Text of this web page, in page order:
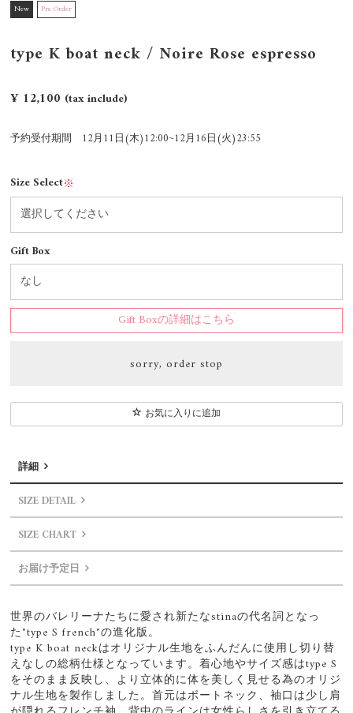
New Pre Order
type K boat neck / Noire Rose espresso
¥ 12,100 (tax include)
予約受付期間 12月11日(木)12:00~12月16日(火)23:55
Size Select※
Gift Box
Gift Boxの詳細はこちら
sorry, order stop
お気に入りに追加
詳細
SIZE DETAIL
SIZE CHART
お届け予定日
世界のバレリーナたちに愛され新たなstinaの代名詞となっ
た"type S french"の進化版。
type K boat neckはオリジナル生地をふんだんに使用し切り替
えなしの総柄仕様となっています。着心地やサイズ感はtype S
をそのまま反映し、より立体的に体を美しく見せる為のオリジ
ナル生地を製作しました。首元はボートネック、袖口は少し肩